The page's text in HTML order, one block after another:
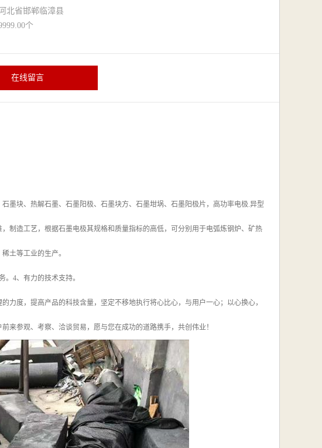
北省邯郸临漳县
个
在线留言
墨块、热解石墨、石墨阳极、石墨块方、石墨坩埚、石墨阳极片，高功率电极.异型
制造工艺，根据石墨电极其规格和质量指标的高低，可分别用于电弧炼钢炉、矿热
土等工业的生产。
4、有力的技术支持。
度，提高产品的科技含量，坚定不移地执行将心比心，与用户一心；以心换心，
来参观、考察、洽谈贸易，愿与您在成功的道路携手，共创伟业！